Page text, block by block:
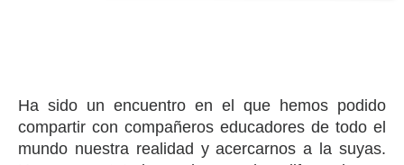
Ha sido un encuentro en el que hemos podido
compartir con compañeros educadores de todo el
mundo nuestra realidad y acercarnos a la suyas.